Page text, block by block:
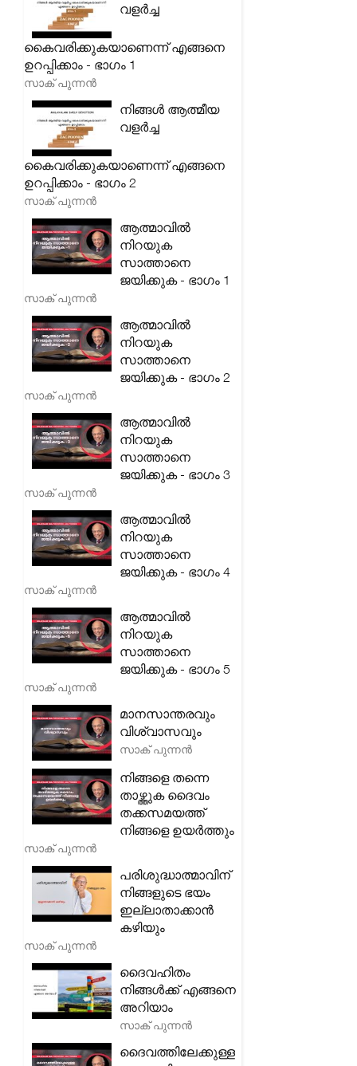
വളർച്ച
കൈവരിക്കുകയാണെന്ന് എങ്ങനെ
ഉറപ്പിക്കാം - ഭാഗം 1
സാക് പുന്നൻ
നിങ്ങൾ ആത്മീയ
വളർച്ച
കൈവരിക്കുകയാണെന്ന് എങ്ങനെ
ഉറപ്പിക്കാം - ഭാഗം 2
സാക് പുന്നൻ
ആത്മാവിൽ
നിറയുക
സാത്താനെ
ജയിക്കുക - ഭാഗം 1
സാക് പുന്നൻ
ആത്മാവിൽ
നിറയുക
സാത്താനെ
ജയിക്കുക - ഭാഗം 2
സാക് പുന്നൻ
ആത്മാവിൽ
നിറയുക
സാത്താനെ
ജയിക്കുക - ഭാഗം 3
സാക് പുന്നൻ
ആത്മാവിൽ
നിറയുക
സാത്താനെ
ജയിക്കുക - ഭാഗം 4
സാക് പുന്നൻ
ആത്മാവിൽ
നിറയുക
സാത്താനെ
ജയിക്കുക - ഭാഗം 5
സാക് പുന്നൻ
മാനസാന്തരവും
വിശ്വാസവും
സാക് പുന്നൻ
നിങ്ങളെ തന്നെ
താഴ്ത്തുക ദൈവം
തക്കസമയത്ത്
നിങ്ങളെ ഉയർത്തും
സാക് പുന്നൻ
പരിശുദ്ധാത്മാവിന്
നിങ്ങളുടെ ഭയം
ഇല്ലാതാക്കാൻ
കഴിയും
സാക് പുന്നൻ
ദൈവഹിതം
നിങ്ങൾക്ക് എങ്ങനെ
അറിയാം
സാക് പുന്നൻ
ദൈവത്തിലേക്കുള്ള